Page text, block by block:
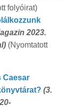
folyóirat)
2023.
(Nyomtatott
Caesar
(3.